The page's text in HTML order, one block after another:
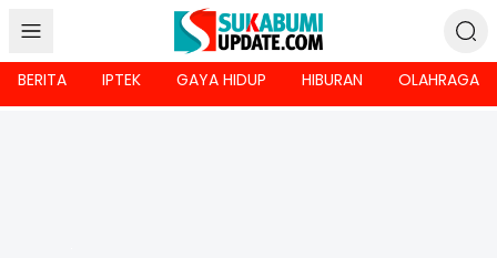
BERITA IPTEK GAYA HIDUP HIBURAN OLAHRAGA